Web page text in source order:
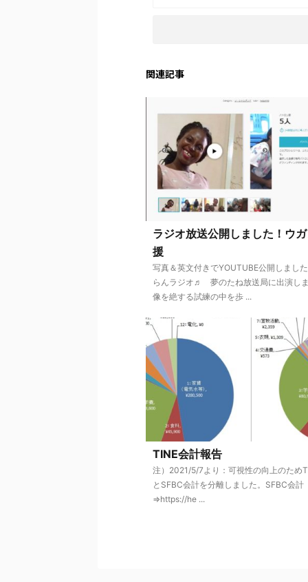
関連記事
ラジオ放送公開しました！ウ
援
写真＆英文付きでYOUTUBE公開しまし
らんラジオ♬ 夢のたね放送局に出演し
像を絶する試練の中を歩 ...
TINE会計報告
注）2021/5/7より：可視性の向上のため
とSFBC会計を分離しました。SFBC会計
⇒https://he ...